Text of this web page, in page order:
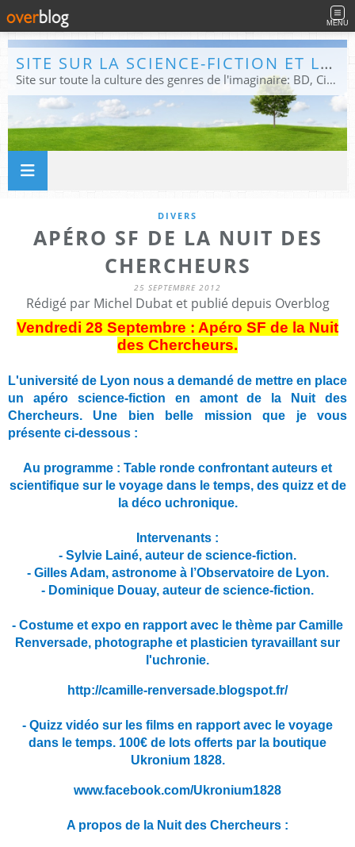
MENU
SITE SUR LA SCIENCE-FICTION ET LE FANTASTIQUE
Site sur toute la culture des genres de l'imaginaire: BD, Cinéma, Livre, Jeux, Théâtre. Présent dans les principaux festivals de film fantastique e de science-fiction, salons et conventions.
DIVERS
APÉRO SF DE LA NUIT DES
CHERCHEURS
25 SEPTEMBRE 2012
Rédigé par Michel Dubat et publié depuis Overblog
Vendredi 28 Septembre : Apéro SF de la Nuit
des Chercheurs.
L'université de Lyon nous a demandé de mettre en place
un apéro science-fiction en amont de la Nuit des
Chercheurs. Une bien belle mission que je vous
présente ci-dessous :
Au programme : Table ronde confrontant auteurs et
scientifique sur le voyage dans le temps, des quizz et de
la déco uchronique.
Intervenants :
- Sylvie Lainé, auteur de science-fiction.
- Gilles Adam, astronome à l’Observatoire de Lyon.
- Dominique Douay, auteur de science-fiction.
- Costume et expo en rapport avec le thème par Camille
Renversade, photographe et plasticien tyravaillant sur
l'uchronie.
http://camille-renversade.blogspot.fr/
- Quizz vidéo sur les films en rapport avec le voyage
dans le temps. 100€ de lots offerts par la boutique
Ukronium 1828.
www.facebook.com/Ukronium1828
A propos de la Nuit des Chercheurs :